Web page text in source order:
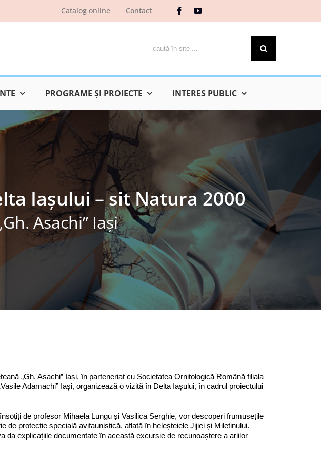
Catalog online Contact
PROGRAME ŞI PROIECTE INTERES PUBLIC
Iașului – sit Natura 2000
Asachi” Iaşi
„Gh. Asachi” Iași, în parteneriat cu Societatea Ornitologică Română filiala
Adamachi” Iași, organizează o vizită în Delta Iașului, în cadrul proiectului
de profesor Mihaela Lungu și Vasilica Serghie, vor descoperi frumusețile
de protecție specială avifaunistică, aflată în heleșteiele Jijiei și Miletinului.
da explicațiile documentate în această excursie de recunoaștere a ariilor